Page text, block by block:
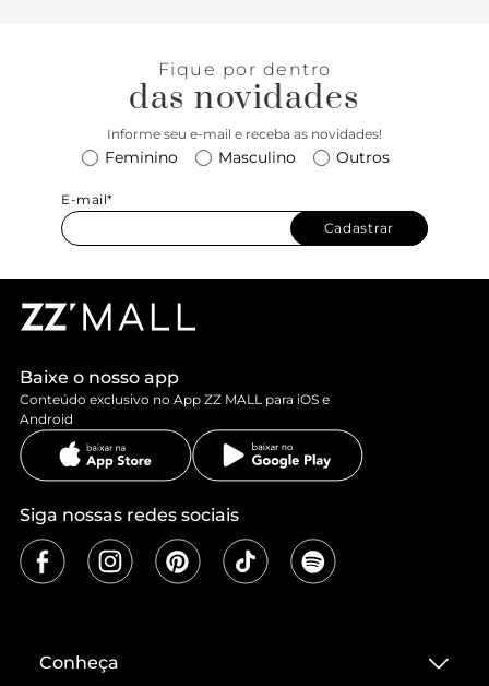
Fique por dentro
das novidades
Informe seu e-mail e receba as novidades!
Feminino Masculino Outros
E-mail*
Cadastrar
Baixe o nosso app
Conteúdo exclusivo no App ZZ MALL para iOS e
Android
Siga nossas redes sociais
Conheça